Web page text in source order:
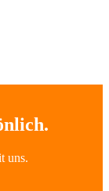
uns.